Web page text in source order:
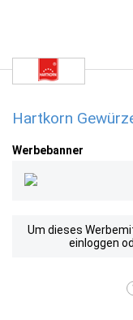
Hartkorn
Werbebanner
Um dieses
einloggen